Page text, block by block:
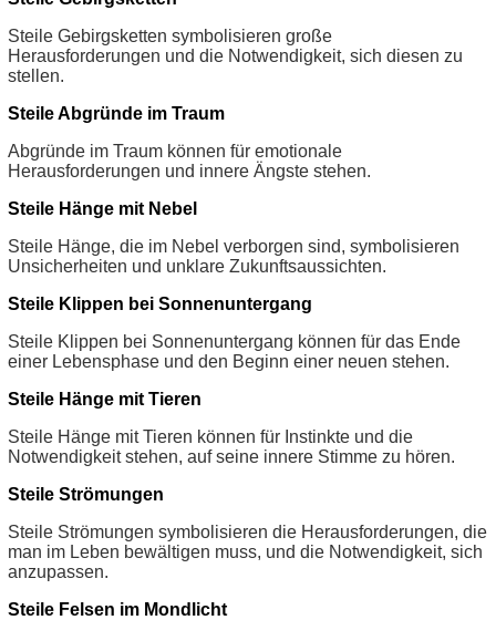
Steile Gebirgsketten symbolisieren große
Herausforderungen und die Notwendigkeit, sich diesen zu
stellen.
Steile Abgründe im Traum
Abgründe im Traum können für emotionale
Herausforderungen und innere Ängste stehen.
Steile Hänge mit Nebel
Steile Hänge, die im Nebel verborgen sind, symbolisieren
Unsicherheiten und unklare Zukunftsaussichten.
Steile Klippen bei Sonnenuntergang
Steile Klippen bei Sonnenuntergang können für das Ende
einer Lebensphase und den Beginn einer neuen stehen.
Steile Hänge mit Tieren
Steile Hänge mit Tieren können für Instinkte und die
Notwendigkeit stehen, auf seine innere Stimme zu hören.
Steile Strömungen
Steile Strömungen symbolisieren die Herausforderungen, die
man im Leben bewältigen muss, und die Notwendigkeit, sich
anzupassen.
Steile Felsen im Mondlicht